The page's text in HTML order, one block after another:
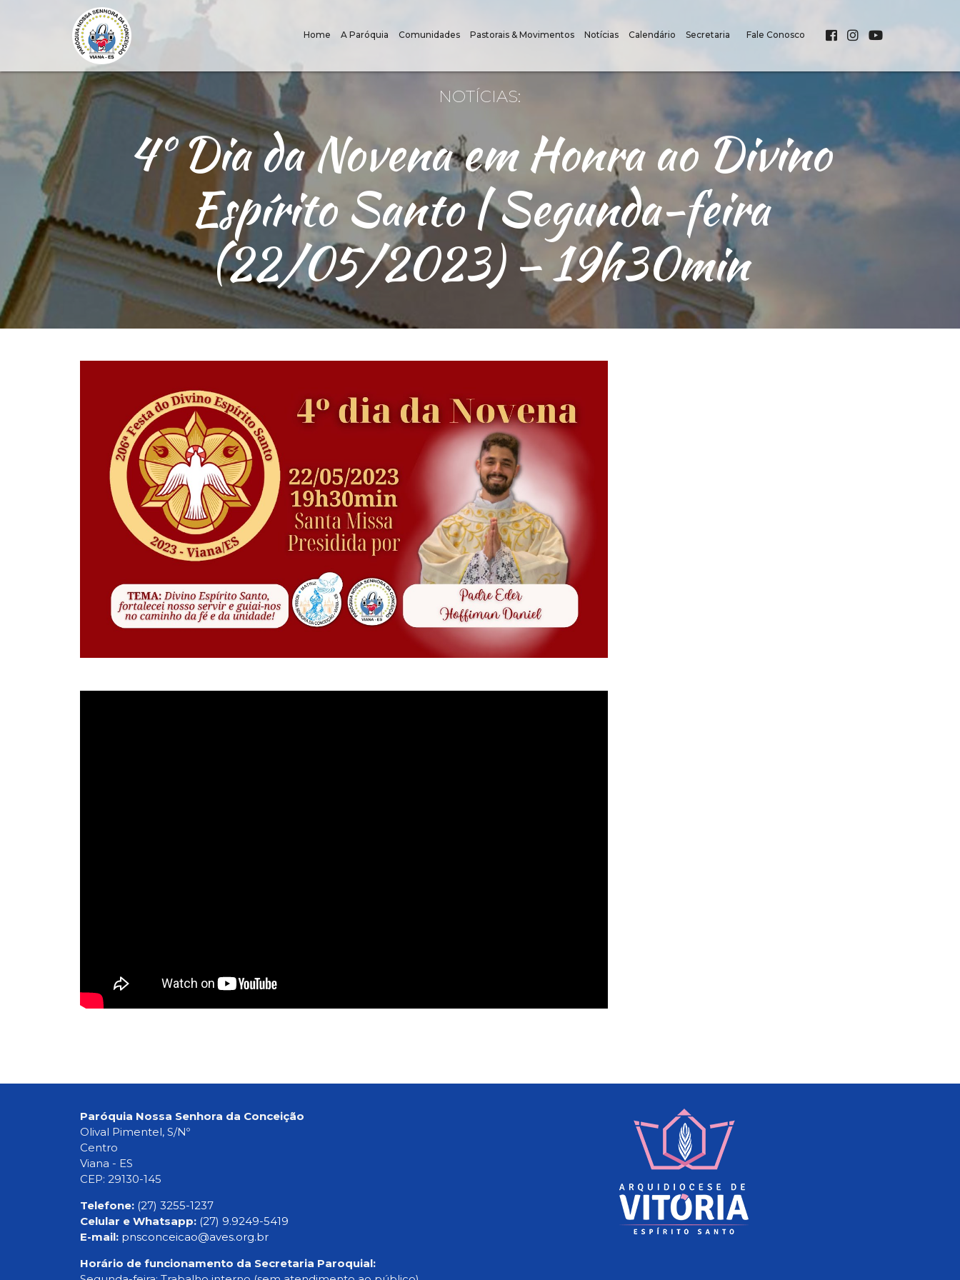
Home A Paróquia Comunidades Pastorais & Movimentos Notícias Calendário Secretaria Fale Conosco
NOTÍCIAS:
4º Dia da Novena em Honra ao Divino
Espírito Santo | Segunda-feira
(22/05/2023) – 19h30min
Paróquia Nossa Senhora da Conceição
Olival Pimentel, S/Nº
Centro
Viana - ES
CEP: 29130-145
Telefone: (27) 3255-1237
Celular e Whatsapp: (27) 9.9249-5419
E-mail: pnsconceicao@aves.org.br
Horário de funcionamento da Secretaria Paroquial: